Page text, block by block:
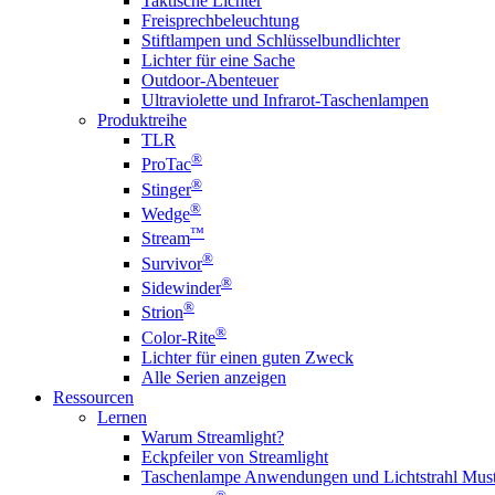
Freisprechbeleuchtung
Stiftlampen und Schlüsselbundlichter
Lichter für eine Sache
Outdoor-Abenteuer
Ultraviolette und Infrarot-Taschenlampen
Produktreihe
TLR
ProTac®
Stinger®
Wedge®
Stream™
Survivor®
Sidewinder®
Strion®
Color-Rite®
Lichter für einen guten Zweck
Alle Serien anzeigen
Ressourcen
Lernen
Warum Streamlight?
Eckpfeiler von Streamlight
Taschenlampe Anwendungen und Lichtstrahl